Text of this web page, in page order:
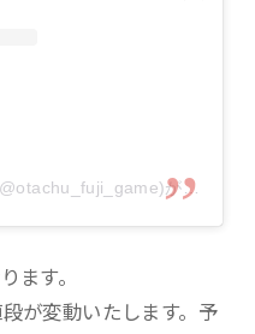
おたちゅう富士店ゲーム部門(@otachu_fuji_game)がシェアした投稿
ます。
が変動いたします。予